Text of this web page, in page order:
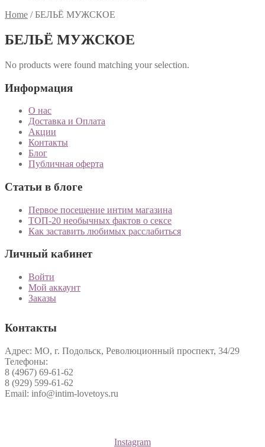
Home /БЕЛЬЁ МУЖСКОЕ
БЕЛЬЁ МУЖСКОЕ
No products were found matching your selection.
Информация
О нас
Доставка и Оплата
Акции
Контакты
Блог
Публичная оферта
Статьи в блоге
Первое посещение интим магазина
ТОП-20 необычных фактов о сексе
Как заставить любимых расслабиться
Личный кабинет
Войти
Мой аккаунт
Заказы
Контакты
Адрес: МО, г. Подольск, Революционный проспект, 34/29
Телефоны:
8 (4967) 69-61-62
8 (929) 599-61-62
Email: info@intim-lovetoys.ru
Instagram